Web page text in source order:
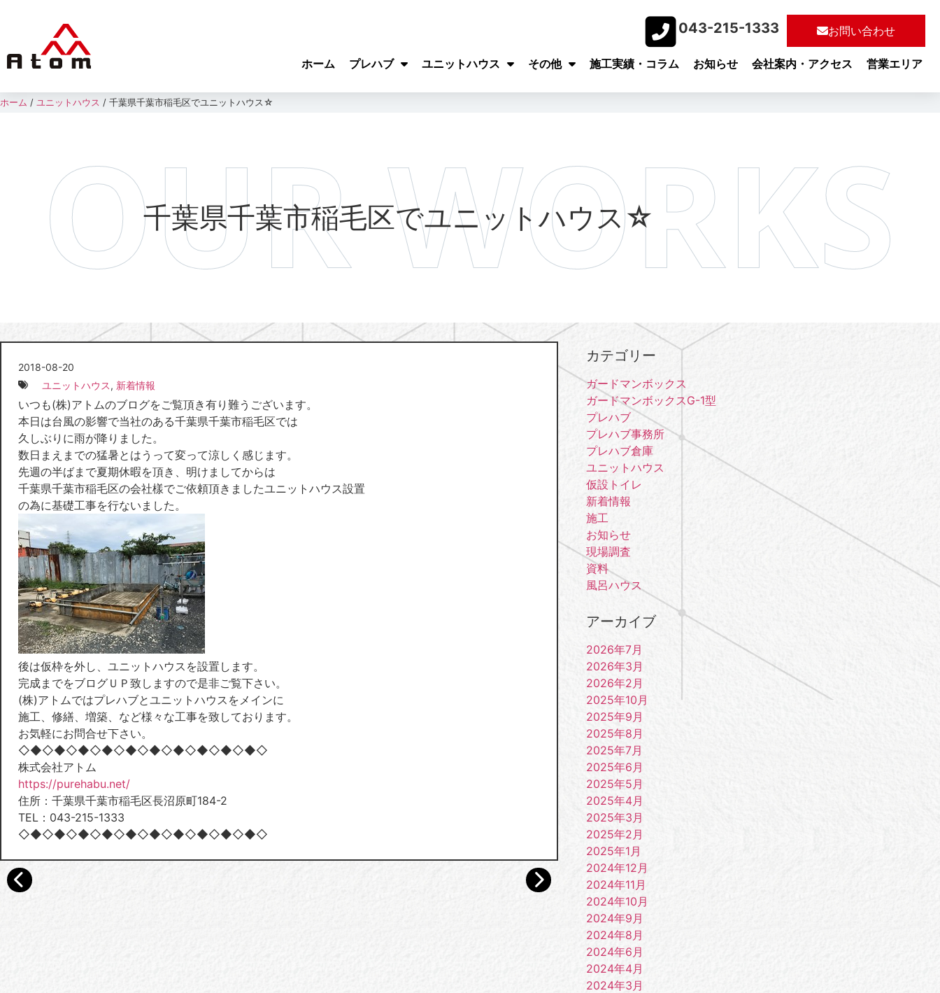
043-215-1333​ お問い合わせ
ホーム プレハブ ユニットハウス その他 施工実績・コラム お知らせ 会社案内・アクセス 営業エリア
ホーム / ユニットハウス / 千葉県千葉市稲毛区でユニットハウス☆
千葉県千葉市稲毛区でユニットハウス☆
2018-08-20
ユニットハウス, 新着情報
いつも(株)アトムのブログをご覧頂き有り難うございます。
本日は台風の影響で当社のある千葉県千葉市稲毛区では
久しぶりに雨が降りました。
数日まえまでの猛暑とはうって変って涼しく感じます。
先週の半ばまで夏期休暇を頂き、明けましてからは
千葉県千葉市稲毛区の会社樣でご依頼頂きましたユニットハウス設置
の為に基礎工事を行ないました。
後は仮枠を外し、ユニットハウスを設置します。
完成までをブログＵＰ致しますので是非ご覧下さい。
(株)アトムではプレハブとユニットハウスをメインに
施工、修繕、増築、など様々な工事を致しております。
お気軽にお問合せ下さい。
◇◆◇◆◇◆◇◆◇◆◇◆◇◆◇◆◇◆◇◆◇
株式会社アトム
https://purehabu.net/
住所：千葉県千葉市稲毛区長沼原町184-2
TEL：043-215-1333
◇◆◇◆◇◆◇◆◇◆◇◆◇◆◇◆◇◆◇◆◇
カテゴリー
ガードマンボックス
ガードマンボックスG-1型
プレハブ
プレハブ事務所
プレハブ倉庫
ユニットハウス
仮設トイレ
新着情報
施工
お知らせ
現場調査
資料
風呂ハウス
アーカイブ
2026年7月
2026年3月
2026年2月
2025年10月
2025年9月
2025年8月
2025年7月
2025年6月
2025年5月
2025年4月
2025年3月
2025年2月
2025年1月
2024年12月
2024年11月
2024年10月
2024年9月
2024年8月
2024年6月
2024年4月
2024年3月